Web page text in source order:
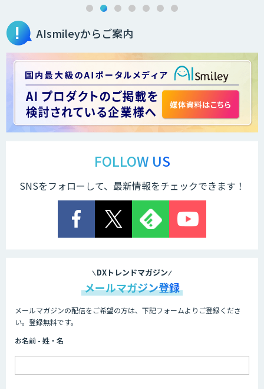
ローカル対応文書管理AIシステム
AI開発・伴走支援・内製化支援
ング研修
法人向け生成AIチャットサービス「ナレ
フルチャット」
と議事録化『スマレコ』
AIsmileyからご案内
FOLLOW US
SNSをフォローして、最新情報をチェックできます！
DXトレンドマガジン
メールマガジン登録
メールマガジンの配信をご希望の方は、下記フォームよりご登録くださ
い。登録無料です。
お名前 - 姓・名